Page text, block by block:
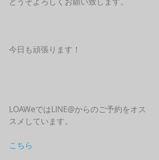
今日も頑張ります！
LOAWeではLINE@からのご予約をオス
スメしています。
こちら